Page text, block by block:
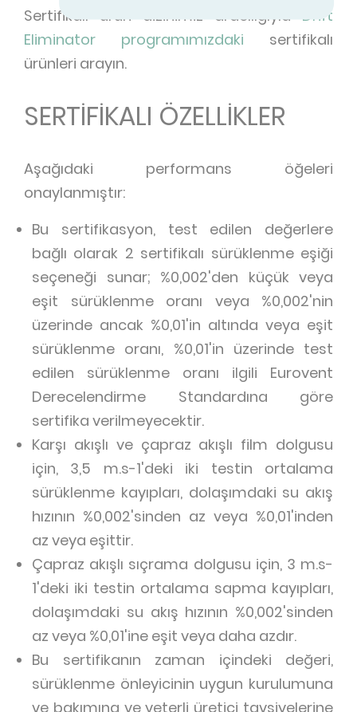
Sertifikalı ürün dizinimiz aracılığıylaDrift
Eliminator programımızdaki sertifikalı
ürünleri arayın.
SERTİFİKALI ÖZELLİKLER
Aşağıdaki performans öğeleri
onaylanmıştır:
Bu sertifikasyon, test edilen değerlere
bağlı olarak 2 sertifikalı sürüklenme eşiği
seçeneği sunar; %0,002'den küçük veya
eşit sürüklenme oranı veya %0,002'nin
üzerinde ancak %0,01'in altında veya eşit
sürüklenme oranı, %0,01'in üzerinde test
edilen sürüklenme oranı ilgili Eurovent
Derecelendirme Standardına göre
sertifika verilmeyecektir.
Karşı akışlı ve çapraz akışlı film dolgusu
için, 3,5 m.s-1'deki iki testin ortalama
sürüklenme kayıpları, dolaşımdaki su akış
hızının %0,002'sinden az veya %0,01'inden
az veya eşittir.
Çapraz akışlı sıçrama dolgusu için, 3 m.s-
1'deki iki testin ortalama sapma kayıpları,
dolaşımdaki su akış hızının %0,002'sinden
az veya %0,01'ine eşit veya daha azdır.
Bu sertifikanın zaman içindeki değeri,
sürüklenme önleyicinin uygun kurulumuna
ve bakımına ve yeterli üretici tavsiyelerine